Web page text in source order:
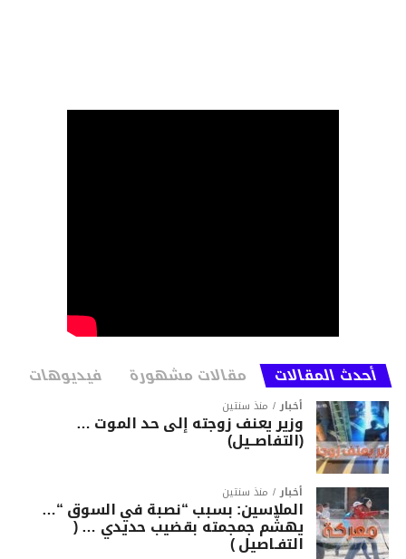
أحدث المقالات مقالات مشهورة فيديوهات
أخبار منذ سنتين
وزير يعنف زوجته إلى حد الموت …
(التفاصــيل)
أخبار منذ سنتين
الملاسين: بسبب “نصبة في السوق “…
يهشّم جمجمته بقضيب حديدي … (
التفـاصيل )